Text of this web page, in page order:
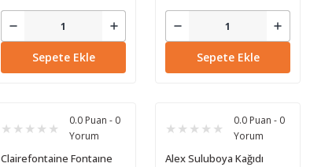
Sepete Ekle Sepete Ekle
0.0 Puan - 0
Yorum
Clairefontaine Fontaıne
0.0 Puan - 0
Yorum
Alex Suluboya Kağıdı